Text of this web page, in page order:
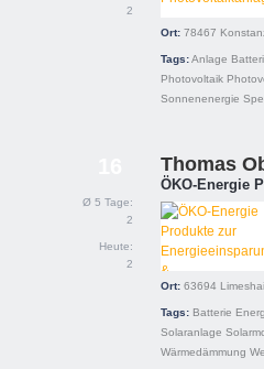
2
Ort: 78467
Tags:Anlage
Photovoltaik
Sonnenenergie
Ø 5 Tage:
2
Heute:
2
Thomas
ÖKO-Energie
Ort: 63694
Tags: Batterie
Solaranlage
Wärmedämmung